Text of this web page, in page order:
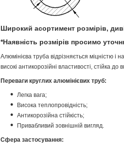
Широкий асортимент розмірів,
*Наявність розмірів просимо
Алюмінієва труба відрізняється міцністю
високі антикорозійні властивості, стійка до
Переваги круглих алюмінієвих труб:
Легка вага;
Висока теплопровідність;
Антикорозійна стійкість;
Привабливий зовнішній вигляд.
Сфера застосування: